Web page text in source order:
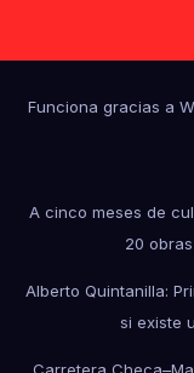
Funciona gracias a
A cinco meses de
20
Alberto Quintanilla:
si existe